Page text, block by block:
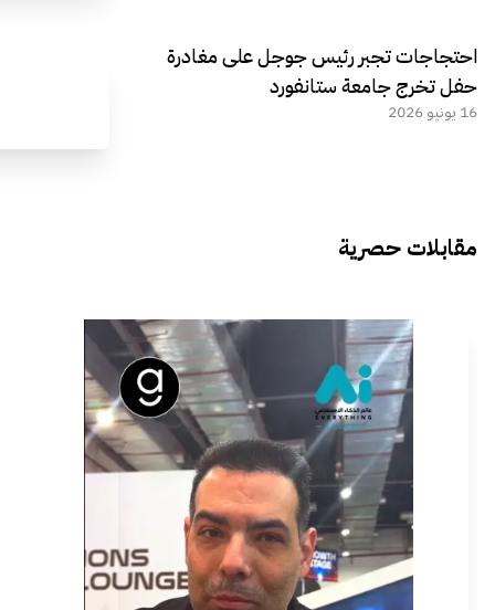
احتجاجات تجبر رئيس جوجل على مغادرة
حفل تخرج جامعة ستانفورد
16 يونيو 2026
مقابلات حصرية